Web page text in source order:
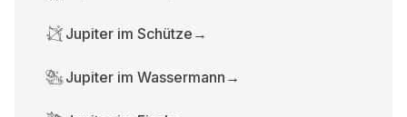
Jupiter im Schütze →
Jupiter im Wassermann →